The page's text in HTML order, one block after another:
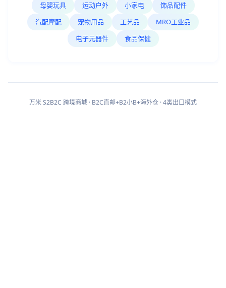
母婴玩具
运动户外 小家电
饰品配件
汽配摩配
宠物用品 工艺品
MRO工业品
电子元器件
食品保健
万米 S2B2C 跨境商城 · B2C直邮+B2小B+海外仓 · 4类出口模式